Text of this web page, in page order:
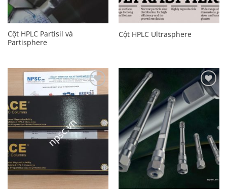
Cột HPLC Partisil và
Partisphere
Cột HPLC Ultrasphere
Add to
Add to
Wishlist